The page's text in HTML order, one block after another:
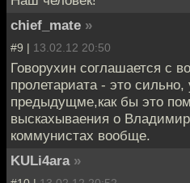
chief_mate »
#9 | 13.02.12 20:50
Говорухин соглашается с
пролетариата - это сильно,
предыдущме,как бы это
выскахываения о
коммунистах вообще.
KULi4ara »